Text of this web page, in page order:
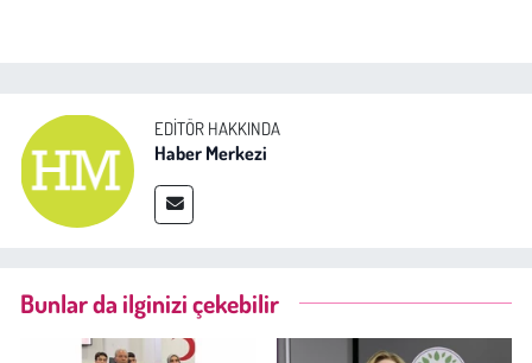
EDITÖR HAKKINDA
Haber Merkezi
Bunlar da ilginizi çekebilir